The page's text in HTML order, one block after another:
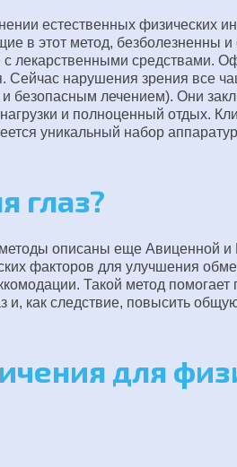
естественных физических
в этот метод,
с лекарственными
Сейчас нарушения зрения все
лечением). Они
и полноценный отдых.
уникальный набор
глаз?
описаны еще Авиценной
факторов для улучшения
Такой метод
как следствие, повысить
для